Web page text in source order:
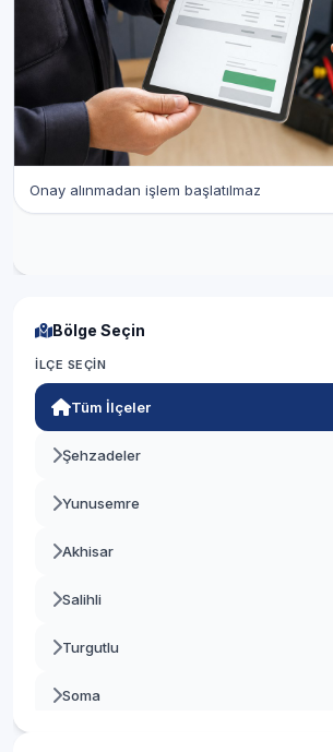
Onay alınmadan işlem başlatılmaz
Bölge Seçin
İLÇE SEÇIN
Tüm İlçeler
Şehzadeler
Yunusemre
Akhisar
Salihli
Turgutlu
Soma